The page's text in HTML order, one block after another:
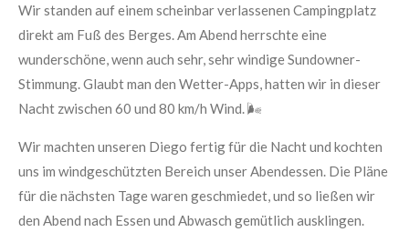
Wir standen auf einem scheinbar verlassenen Campingplatz
direkt am Fuß des Berges. Am Abend herrschte eine
wunderschöne, wenn auch sehr, sehr windige Sundowner-
Stimmung. Glaubt man den Wetter-Apps, hatten wir in dieser
Nacht zwischen 60 und 80 km/h Wind. 🌬️
Wir machten unseren Diego fertig für die Nacht und kochten
uns im windgeschützten Bereich unser Abendessen. Die Pläne
für die nächsten Tage waren geschmiedet, und so ließen wir
den Abend nach Essen und Abwasch gemütlich ausklingen.